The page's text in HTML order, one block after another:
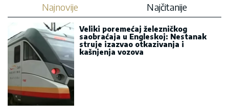
Najnovije Najčitanije
Veliki poremećaj železničkog
saobraćaja u Engleskoj: Nestanak
struje izazvao otkazivanja i
kašnjenja vozova